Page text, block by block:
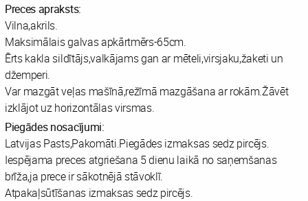
Preces apraksts:
Vilna,akrils.
Maksimālais galvas apkārtmērs-65cm.
Ērts kakla sildītājs,valkājams gan ar mēteli,virsjaku,žaketi un
džemperi.
Var mazgāt veļas mašīnā,režīmā mazgāšana ar rokām.Žāvēt
izklājot uz horizontālas virsmas.
Piegādes nosacījumi:
Latvijas Pasts,Pakomāti.Piegādes izmaksas sedz pircējs.
Iespējama preces atgriešana 5 dienu laikā no saņemšanas
brīža,ja prece ir sākotnējā stāvoklī.
Atpakaļsūtīšanas izmaksas sedz pircējs.